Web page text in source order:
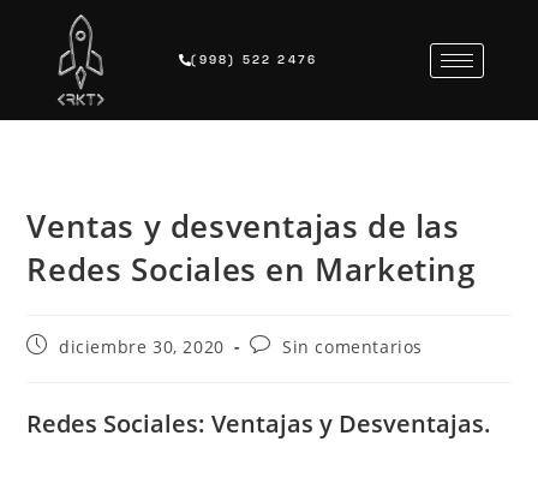
(998) 522 2476
Ventas y desventajas de las
Redes Sociales en Marketing
diciembre 30, 2020 Sin comentarios
Redes Sociales: Ventajas y Desventajas.